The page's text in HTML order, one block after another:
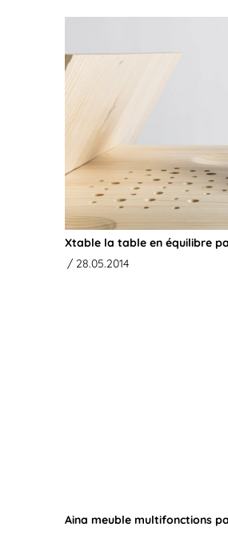
Xtable la table en équilibre
/ 28.05.2014
Aina meuble multifonctions